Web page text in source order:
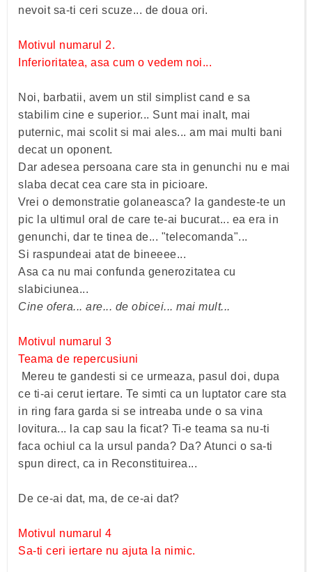
nevoit sa-ti ceri scuze... de doua ori.
Motivul numarul 2.
Inferioritatea, asa cum o vedem noi...
Noi, barbatii, avem un stil simplist cand e sa
stabilim cine e superior... Sunt mai inalt, mai
puternic, mai scolit si mai ales... am mai multi bani
decat un oponent.
Dar adesea persoana care sta in genunchi nu e mai
slaba decat cea care sta in picioare.
Vrei o demonstratie golaneasca? Ia gandeste-te un
pic la ultimul oral de care te-ai bucurat... ea era in
genunchi, dar te tinea de... "telecomanda"...
Si raspundeai atat de bineeee...
Asa ca nu mai confunda generozitatea cu
slabiciunea...
Cine ofera... are... de obicei... mai mult...
Motivul numarul 3
Teama de repercusiuni
Mereu te gandesti si ce urmeaza, pasul doi, dupa
ce ti-ai cerut iertare. Te simti ca un luptator care sta
in ring fara garda si se intreaba unde o sa vina
lovitura... la cap sau la ficat? Ti-e teama sa nu-ti
faca ochiul ca la ursul panda? Da? Atunci o sa-ti
spun direct, ca in Reconstituirea...
De ce-ai dat, ma, de ce-ai dat?
Motivul numarul 4
Sa-ti ceri iertare nu ajuta la nimic.